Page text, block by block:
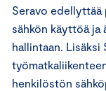
Seravo edellyttää
sähkön käyttöä ja
hallintaan. Lisäksi
henkilöstön